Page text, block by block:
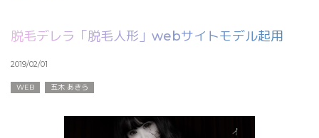
脱毛デレラ「脱毛人形」webサイトモデル起用
2019/02/01
WEB 五木 あきら